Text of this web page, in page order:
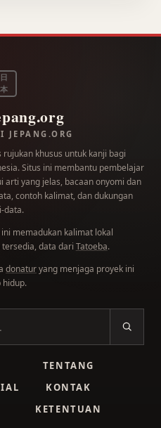
日
本
JEPANG.ORG
rujukan khusus untuk kanji bagi
Situs ini membantu pembelajar
yang jelas, bacaan onyomi dan
contoh kalimat, dan dukungan
data.
memadukan kalimat lokal
tersedia, data dari Tatoeba.
donaturyang menjaga proyek ini
hidup.
TENTANG
KONTAK
KETENTUAN